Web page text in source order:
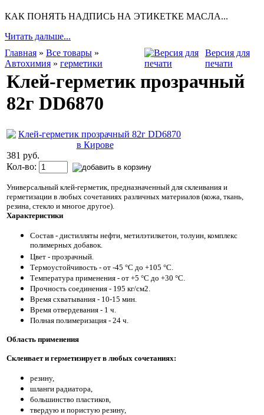
КАК ПОНЯТЬ НАДПИСЬ НА ЭТИКЕТКЕ МАСЛА...
Читать дальше...
Главная » Все товары »
Автохимия » герметики
Версия для
печати
Клей-герметик прозрачный
82г DD6870
381 руб.
Кол-во:
Универсальный клей-герметик, предназначенный для склеивания и
герметизации в любых сочетаниях различных материалов (кожа, ткань,
резина, стекло и многое другое).
Характеристики
Состав - дистилляты нефти, метилэтилкетон, толуин, комплекс
полимерных добавок.
Цвет - прозрачный.
Термоустойчивость - от -45 °С до +105 °С.
Температура применения - от +5 °С до +30 °С.
Прочность соединения - 195 кг/см2.
Время схватывания - 10-15 мин.
Время отвердевания - 1 ч.
Полная полимеризация - 24 ч.
Область применения
Склеивает и герметизирует в любых сочетаниях:
резину,
шланги радиатора,
большинство пластиков,
твердую и пористую резину,